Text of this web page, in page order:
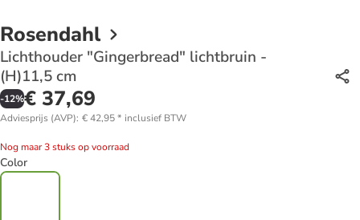
Rosendahl
Lichthouder "Gingerbread" lichtbruin -
(H)11,5 cm
-12%€ 37,69
Adviesprijs (AVP): € 42,95* inclusief BTW
Nog maar 3 stuks op voorraad
Color